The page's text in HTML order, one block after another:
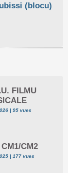
(blocu)
FILMU
| 95 vues
CM2
| 177 vues